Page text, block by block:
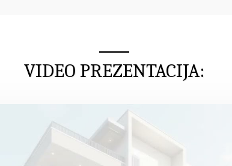
VIDEO PREZENTACIJA: